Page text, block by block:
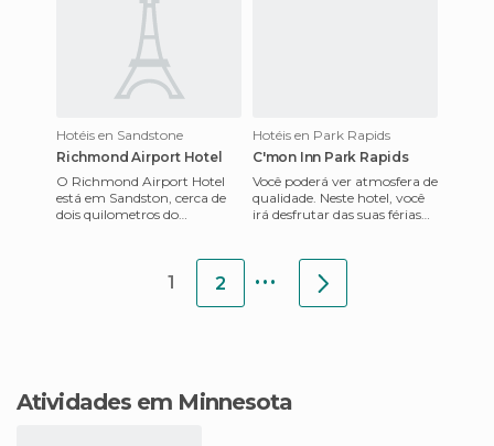
Hotéis en Sandstone
Richmond Airport Hotel
O Richmond Airport Hotel
está em Sandston, cerca de
dois quilometros do
Hotéis en Park Rapids
C'mon Inn Park Rapids
Você poderá ver atmosfera de
qualidade. Neste hotel, você
irá desfrutar das suas férias
1 2 ...
Atividades em Minnesota